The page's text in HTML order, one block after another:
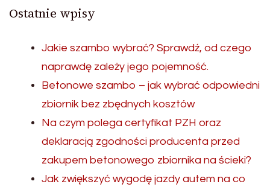
Ostatnie wpisy
Jakie szambo wybrać? Sprawdź, od czego
naprawdę zależy jego pojemność.
Betonowe szambo – jak wybrać odpowiedni
zbiornik bez zbędnych kosztów
Na czym polega certyfikat PZH oraz
deklaracją zgodności producenta przed
zakupem betonowego zbiornika na ścieki?
Jak zwiększyć wygodę jazdy autem na co